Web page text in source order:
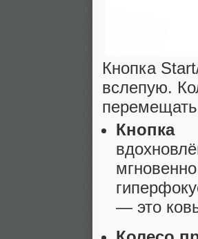
Кнопка
вслепую.
Кнопка
— это